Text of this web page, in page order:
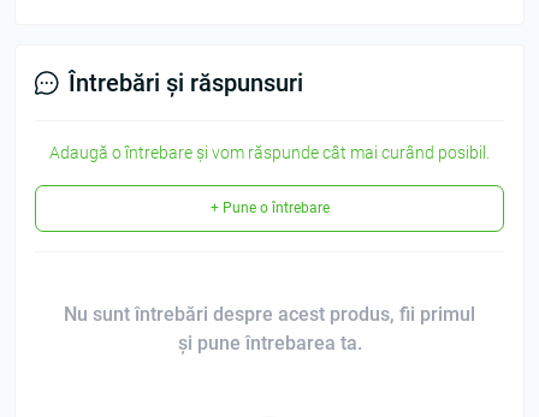
Întrebări și răspunsuri
Adaugă o întrebare și vom răspunde cât mai curând posibil.
+ Pune o întrebare
Nu sunt întrebări despre acest produs, fii primul
și pune întrebarea ta.